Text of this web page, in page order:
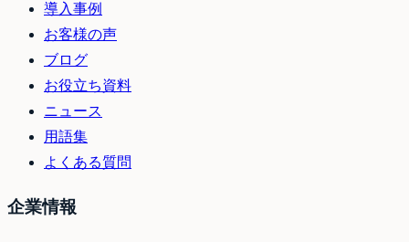
導入事例
お客様の声
ブログ
お役立ち資料
ニュース
用語集
よくある質問
企業情報